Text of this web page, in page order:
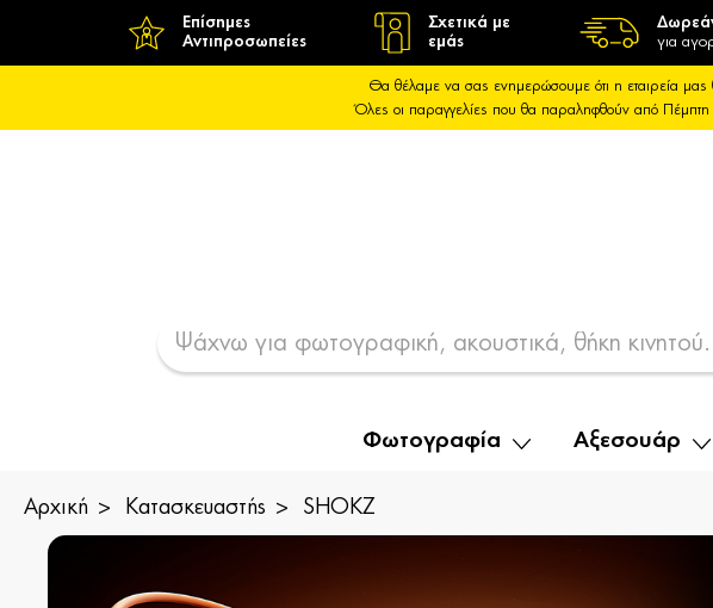
Επίσημες
Αντιπροσωπείες
Σχετικά με
εμάς
για
Θα θέλαμε να σας ενημερώσουμε ότι η εταιρεία
Όλες οι παραγγελίες που θα παραληφθούν από
Φωτογραφία Αξεσουάρ
Αρχική Κατασκευαστής SHOKZ